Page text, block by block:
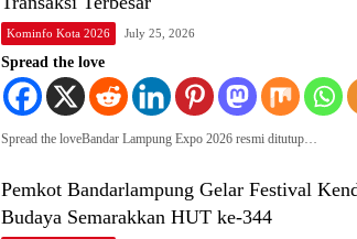
Kominfo Kota 2026 July 25, 2026
Spread the love
Spread the loveBandar Lampung Expo 2026 resmi ditutup…
Pemkot Bandarlampung Gelar Festival
Budaya Semarakkan HUT ke-344